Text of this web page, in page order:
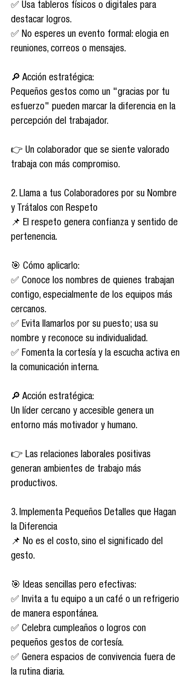
✅ Usa tableros físicos o digitales para
destacar logros.
✅ No esperes un evento formal: elogia en
reuniones, correos o mensajes.
🔎 Acción estratégica:
Pequeños gestos como un "gracias por tu
esfuerzo" pueden marcar la diferencia en la
percepción del trabajador.
👉 Un colaborador que se siente valorado
trabaja con más compromiso.
2. Llama a tus Colaboradores por su Nombre
y Trátalos con Respeto
📌 El respeto genera confianza y sentido de
pertenencia.
🎯 Cómo aplicarlo:
✅ Conoce los nombres de quienes trabajan
contigo, especialmente de los equipos más
cercanos.
✅ Evita llamarlos por su puesto; usa su
nombre y reconoce su individualidad.
✅ Fomenta la cortesía y la escucha activa en
la comunicación interna.
🔎 Acción estratégica:
Un líder cercano y accesible genera un
entorno más motivador y humano.
👉 Las relaciones laborales positivas
generan ambientes de trabajo más
productivos.
3. Implementa Pequeños Detalles que Hagan
la Diferencia
📌 No es el costo, sino el significado del
gesto.
🎯 Ideas sencillas pero efectivas:
✅ Invita a tu equipo a un café o un refrigerio
de manera espontánea.
✅ Celebra cumpleaños o logros con
pequeños gestos de cortesía.
✅ Genera espacios de convivencia fuera de
la rutina diaria.